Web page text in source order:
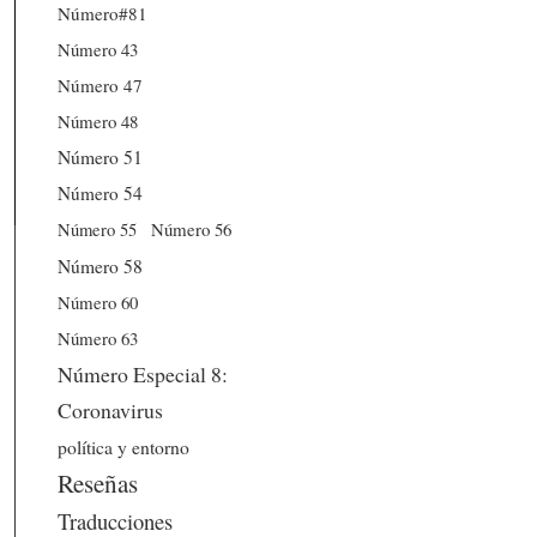
Número#81
Número 43
Número 47
Número 48
Número 51
Número 54
Número 55
Número 56
Número 58
Número 60
Número 63
Número Especial 8:
Coronavirus
política y entorno
Reseñas
Traducciones